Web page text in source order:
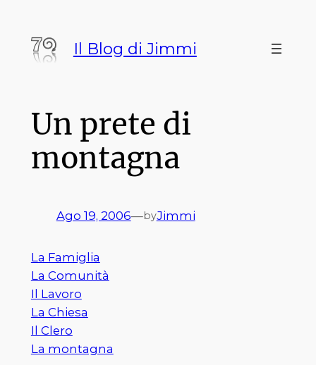
contenuto
Il Blog di Jimmi
Un prete di
montagna
Ago 19, 2006—byJimmi
La Famiglia
La Comunità
Il Lavoro
La Chiesa
Il Clero
La montagna